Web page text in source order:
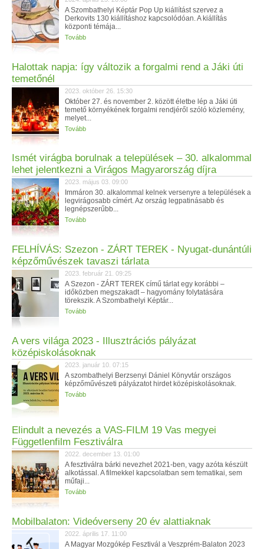
A Szombathelyi Képtár Pop Up kiállítást szervez a
Derkovits 130 kiállításhoz kapcsolódóan. A kiállítás
központi témája...
Tovább
Halottak napja: így változik a forgalmi rend a Jáki úti
temetőnél
2023. október 26. 15:30
Október 27. és november 2. között életbe lép a Jáki úti
temető környékének forgalmi rendjéről szóló közlemény,
melyet...
Tovább
Ismét virágba borulnak a települések ‒ 30. alkalommal
lehet jelentkezni a Virágos Magyarország díjra
2023. május 03. 09:00
Immáron 30. alkalommal kelnek versenyre a települések a
legvirágosabb címért. Az ország legpatinásabb és
legnépszerűbb...
Tovább
FELHÍVÁS: Szezon - ZÁRT TEREK - Nyugat-dunántúli
képzőművészek tavaszi tárlata
2023. február 21. 09:25
A Szezon - ZÁRT TEREK című tárlat egy korábbi –
időközben megszakadt – hagyomány folytatására
törekszik. A Szombathelyi Képtár...
Tovább
A vers világa 2023 - Illusztrációs pályázat
középiskolásoknak
2023. január 10. 07:15
A szombathelyi Berzsenyi Dániel Könyvtár országos
képzőművészeti pályázatot hirdet középiskolásoknak.
Tovább
Elindult a nevezés a VAS-FILM 19 Vas megyei
Függetlenfilm Fesztiválra
2022. december 13. 01:00
A fesztiválra bárki nevezhet 2021-ben, vagy azóta készült
alkotással. A filmekkel kapcsolatban sem tematikai, sem
műfaji...
Tovább
Mobilbalaton: Videóverseny 20 év alattiaknak
2022. április 17. 11:00
A Magyar Mozgókép Fesztivál a Veszprém-Balaton 2023